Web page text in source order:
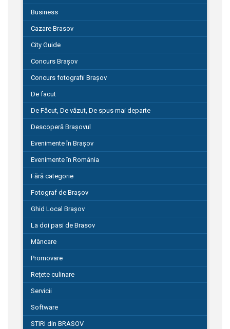
Business
Cazare Brasov
City Guide
Concurs Brașov
Concurs fotografii Brașov
De facut
De Făcut, De văzut, De spus mai departe
Descoperă Brașovul
Evenimente în Brașov
Evenimente în România
Fără categorie
Fotograf de Brașov
Ghid Local Brașov
La doi pasi de Brasov
Mâncare
Promovare
Rețete culinare
Servicii
Software
STIRI din BRASOV